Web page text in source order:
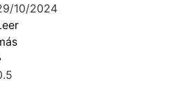
10/2024